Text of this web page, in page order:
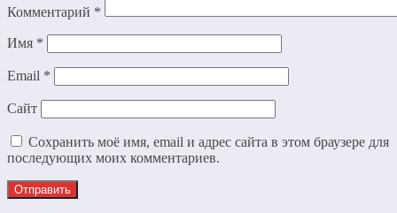
Комментарий *
Имя *
Email *
Сайт
Сохранить моё имя, email и адрес сайта в этом браузере для
последующих моих комментариев.